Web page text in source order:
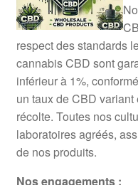
respect des standards
cannabis CBD sont
inférieur à 1%,
un taux de CBD
récolte. Toutes nos
laboratoires agréés,
de nos produits.
Nos engagements :